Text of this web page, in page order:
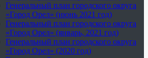
Генеральный план городского округа
«Город Орел» (июнь 2021 год)
Генеральный план городского округа
«Город Орел» (январь, 2021 год)
Генеральный план городского округа
«Город Орел» (2020 год)